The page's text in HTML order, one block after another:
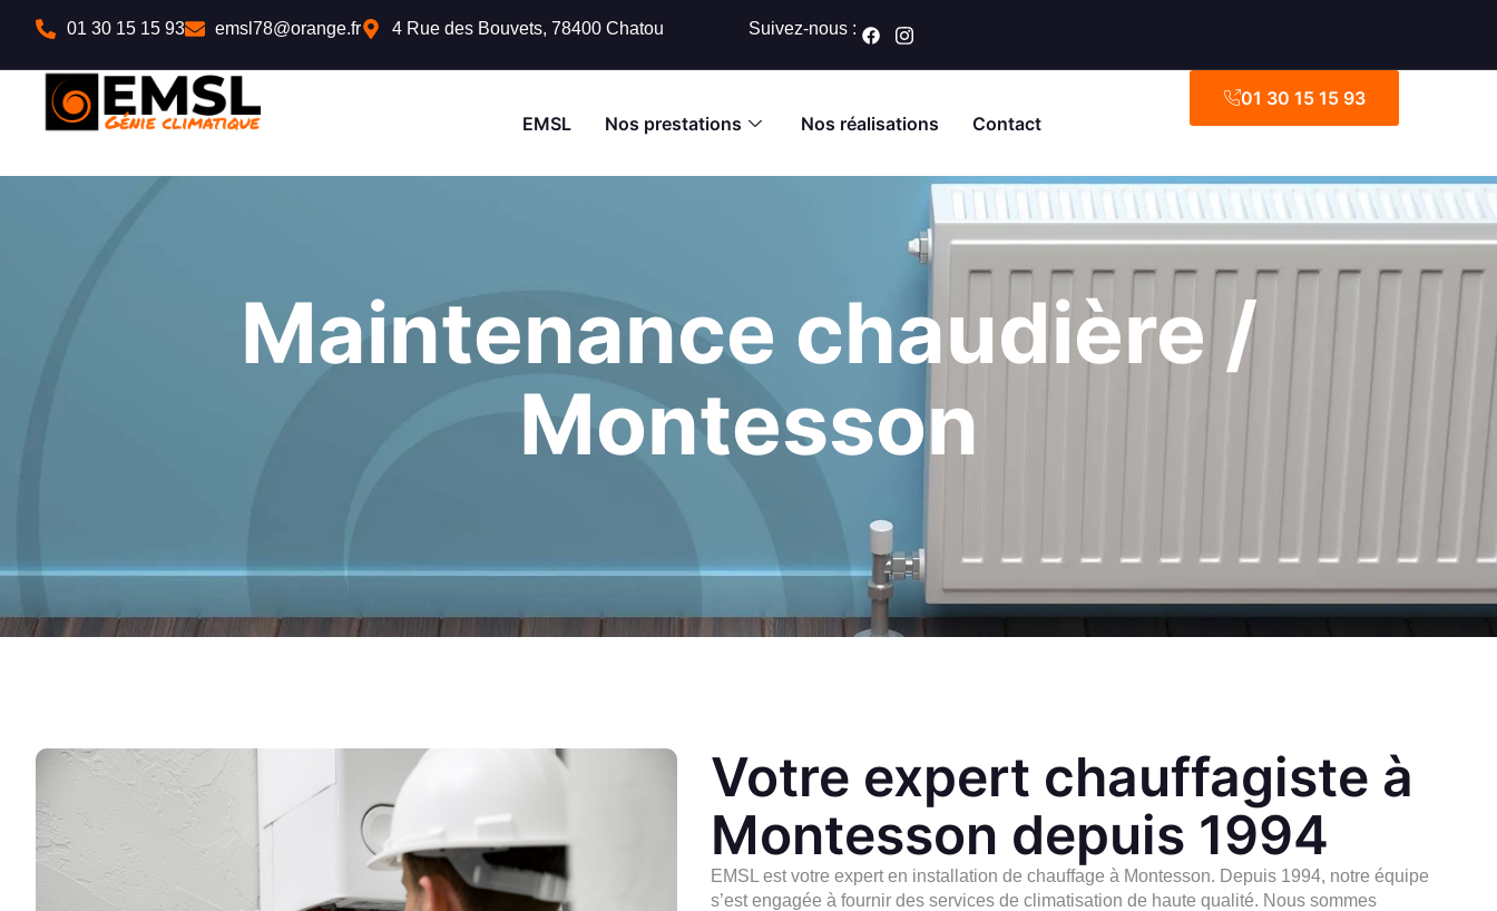
principal01 30 15 15 93 emsl78@orange.fr 4 Rue des Bouvets, 78400 Chatou Suivez-nous :
EMSL Nos prestations Nos réalisations Contact
01 30 15 15 93
Maintenance chaudière /
Montesson
Votre expert chauffagiste à
Montesson depuis 1994
EMSL est votre expert en installation de chauffage à Montesson. Depuis 1994, notre équipe
s’est engagée à fournir des services de climatisation de haute qualité. Nous sommes